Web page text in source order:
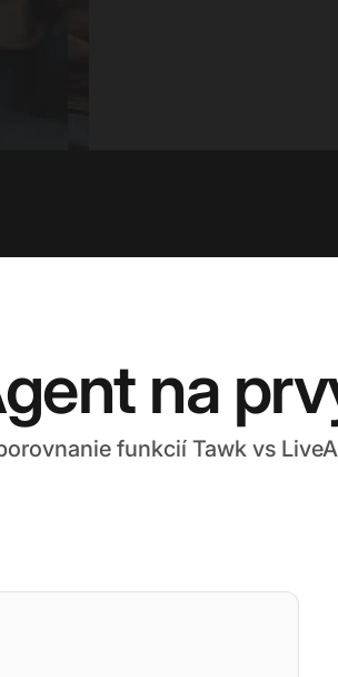
na
funkcií Tawk vs